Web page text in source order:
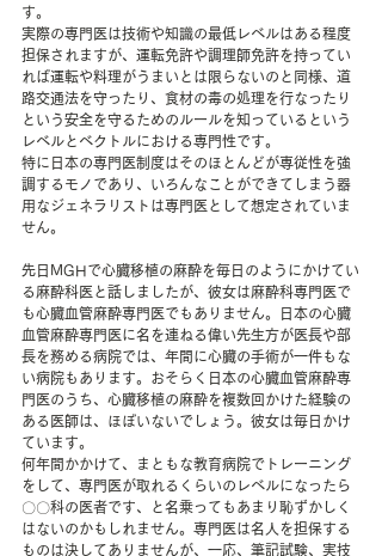
す。
実際の専門医は技術や知識の最低レベルはある程度
担保されますが、運転免許や調理師免許を持ってい
れば運転や料理がうまいとは限らないのと同様、道
路交通法を守ったり、食材の毒の処理を行なったり
という安全を守るためのルールを知っているという
レベルとベクトルにおける専門性です。
特に日本の専門医制度はそのほとんどが専従性を強
調するモノであり、いろんなことができてしまう器
用なジェネラリストは専門医として想定されていま
せん。
先日MGHで心臓移植の麻酔を毎日のようにかけてい
る麻酔科医と話しましたが、彼女は麻酔科専門医で
も心臓血管麻酔専門医でもありません。日本の心臓
血管麻酔専門医に名を連ねる偉い先生方が医長や部
長を務める病院では、年間に心臓の手術が一件もな
い病院もあります。おそらく日本の心臓血管麻酔専
門医のうち、心臓移植の麻酔を複数回かけた経験の
ある医師は、ほぼいないでしょう。彼女は毎日かけ
ています。
何年間かかけて、まともな教育病院でトレーニング
をして、専門医が取れるくらいのレベルになったら
〇〇科の医者です、と名乗ってもあまり恥ずかしく
はないのかもしれません。専門医は名人を担保する
ものは決してありませんが、一応、筆記試験、実技